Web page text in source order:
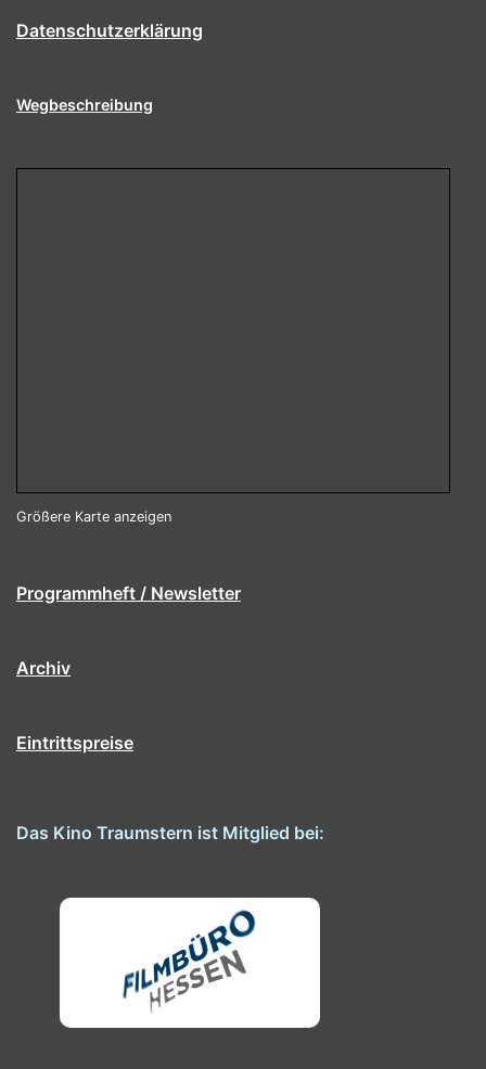
Datenschutzerklärung
Wegbeschreibung
Größere Karte anzeigen
Programmheft / Newsletter
Archiv
Eintrittspreise
Das Kino Traumstern ist Mitglied bei: